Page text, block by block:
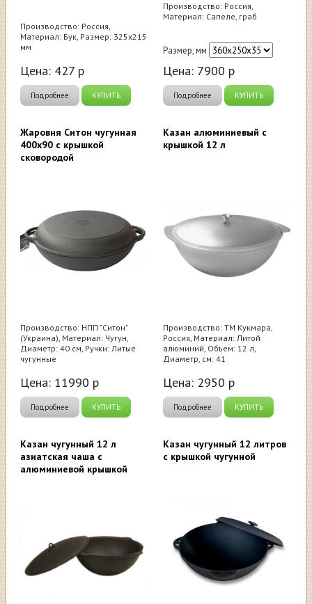
Производство: Россия,
Материал: Бук, Размер: 325х215
мм
Цена: 427 р
Подробнее КУПИТЬ
Производство: Россия,
Материал: Сапеле, граб
Размер, мм
Цена: 7900 р
Подробнее КУПИТЬ
Жаровня Ситон чугунная
400х90 с крышкой
сковородой
Производство: НПП "Ситон"
(Украина), Материал: Чугун,
Диаметр: 40 см, Ручки: Литые
чугунные
Цена: 11990 р
Подробнее КУПИТЬ
Казан алюминиевый с
крышкой 12 л
Производство: ТМ Кукмара,
Россия, Материал: Литой
алюминий, Объем: 12 л,
Диаметр, см: 41
Цена: 2950 р
Подробнее КУПИТЬ
Казан чугунный 12 л
азиатская чаша с
алюминиевой крышкой
Казан чугунный 12 литров
с крышкой чугунной